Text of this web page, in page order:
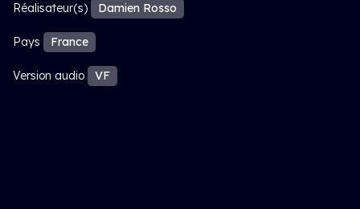
Réalisateur(s) Damien Rosso
Pays France
Version audio VF